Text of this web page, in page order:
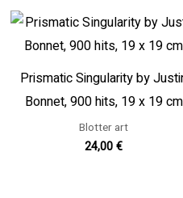
Prismatic Singularity by
Bonnet, 900 hits, 19 x 19 cm
Blotter art
24,00€